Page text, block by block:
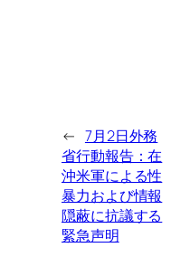
← 7月2日外務
省行動報告：在
沖米軍による性
暴力および情報
隠蔽に抗議する
緊急声明